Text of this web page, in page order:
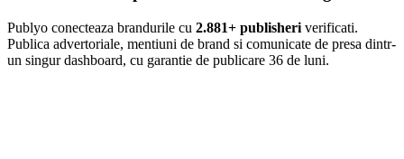
Publyo conecteaza brandurile cu 2.881+ publisheri verificati.
Publica advertoriale, mentiuni de brand si comunicate de presa dintr-
un singur dashboard, cu garantie de publicare 36 de luni.